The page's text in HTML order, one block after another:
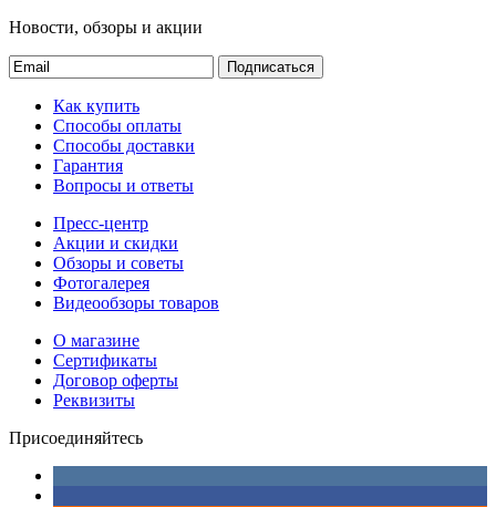
Новости, обзоры и акции
Подписаться
Как купить
Способы оплаты
Способы доставки
Гарантия
Вопросы и ответы
Пресс-центр
Акции и скидки
Обзоры и советы
Фотогалерея
Видеообзоры товаров
О магазине
Сертификаты
Договор оферты
Реквизиты
Присоединяйтесь